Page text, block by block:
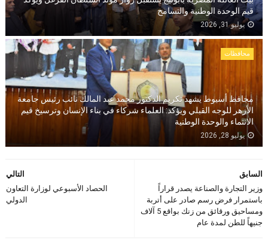
قيم الوحدة الوطنية والتسامح
يوليو 31, 2026
محافظات
محافظ أسيوط يشهد تكريم الدكتور محمد عبد المالك نائب رئيس جامعة
الأزهر للوجه القبلي ويؤكد: العلماء شركاء في بناء الإنسان وترسيخ قيم
الانتماء والوحدة الوطنية
يوليو 28, 2026
التالي
الحصاد الأسبوعي لوزارة التعاون
الدولي
السابق
وزير التجارة والصناعة يصدر قراراً
باستمرار فرض رسم صادر على أتربة
ومساحيق ورقائق من زنك بواقع 5 آلاف
جنيهاً للطن لمدة عام